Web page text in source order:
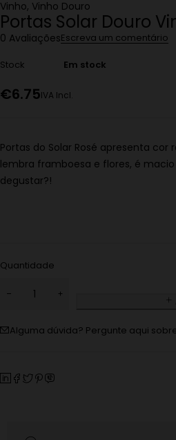
Vinho, Vinho Douro
Portas Solar Douro
0 AvaliaçõesEscreva um comentário
Stock Em stock
€6.75IVA Incl.
Portas do Solar Rosé apresenta
lembra framboesa e flores, é
degustar?!
Quantidade
Alguma dúvida? Pergunte aqui